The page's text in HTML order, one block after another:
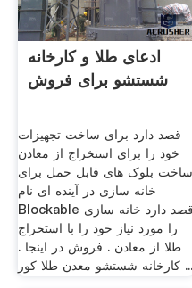
ادعای طلا و کارخانه
شستشو برای فروش
قصد دارد برای ساخت تجهیزات
خود را برای استخراج از معادن
ساخت بلوک های قابل حمل برای
خانه سازی در آینده ای نام
Blockable قصد دارد خانه سازی
را مورد نیاز خود را با استخراج
طلا از معادن . فروش در اینجا .
کارخانه شستشو معدن طلا کور ...